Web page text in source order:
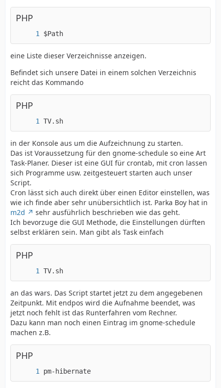
PHP
$Path
eine Liste dieser Verzeichnisse anzeigen.
Befindet sich unsere Datei in einem solchen Verzeichnis
reicht das Kommando
PHP
TV.sh
in der Konsole aus um die Aufzeichnung zu starten.
Das ist Voraussetzung für den gnome-schedule so eine Art
Task-Planer. Dieser ist eine GUI für crontab, mit cron lassen
sich Programme usw. zeitgesteuert starten auch unser
Script.
Cron lässt sich auch direkt über einen Editor einstellen, was
wie ich finde aber sehr unübersichtlich ist. Parka Boy hat in
m2d
sehr ausführlich beschrieben wie das geht.
Ich bevorzuge die GUI Methode, die Einstellungen dürften
selbst erklären sein. Man gibt als Task einfach
PHP
TV.sh
an das wars. Das Script startet jetzt zu dem angegebenen
Zeitpunkt. Mit endpos wird die Aufnahme beendet, was
jetzt noch fehlt ist das Runterfahren vom Rechner.
Dazu kann man noch einen Eintrag im gnome-schedule
machen z.B.
PHP
pm-hibernate